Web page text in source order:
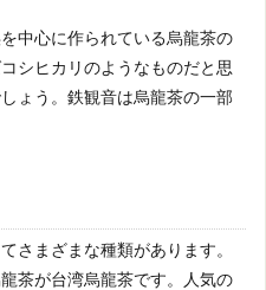
中心に作られている烏龍茶の
シヒカリのようなものだと思
ょう。鉄観音は烏龍茶の一部
さまざまな種類があります。
茶が台湾烏龍茶です。人気の